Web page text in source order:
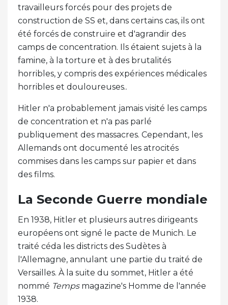
travailleurs forcés pour des projets de
construction de SS et, dans certains cas, ils ont
été forcés de construire et d'agrandir des
camps de concentration. Ils étaient sujets à la
famine, à la torture et à des brutalités
horribles, y compris des expériences médicales
horribles et douloureuses..
Hitler n'a probablement jamais visité les camps
de concentration et n'a pas parlé
publiquement des massacres. Cependant, les
Allemands ont documenté les atrocités
commises dans les camps sur papier et dans
des films.
La Seconde Guerre mondiale
En 1938, Hitler et plusieurs autres dirigeants
européens ont signé le pacte de Munich. Le
traité céda les districts des Sudètes à
l'Allemagne, annulant une partie du traité de
Versailles. À la suite du sommet, Hitler a été
nommé Tempsmagazine's Homme de l'année
1938.